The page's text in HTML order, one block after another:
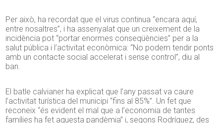
Per això, ha recordat que el virus continua “encara aquí,
entre nosaltres”, i ha assenyalat que un creixement de la
incidència pot “portar enormes conseqüències” per a la
salut pública i l’activitat econòmica: “No podem tendir ponts
amb un contacte social accelerat i sense control”, diu al
ban.
El batle calvianer ha explicat que l’any passat va caure
l’activitat turística del municipi “fins al 85%”. Un fet que
reconeix “és evident el mal que a l’economia de tantes
famílies ha fet aquesta pandèmia” i, segons Rodríguez, des